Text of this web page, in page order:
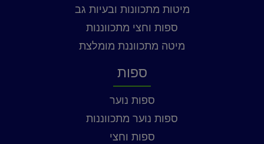
מיטות מתכוונות ובעיות גב
ספות וחצי מתכווננות
מיטה מתכווננת מומלצת
ספות
ספות נוער
ספות נוער מתכווננות
ספות וחצי